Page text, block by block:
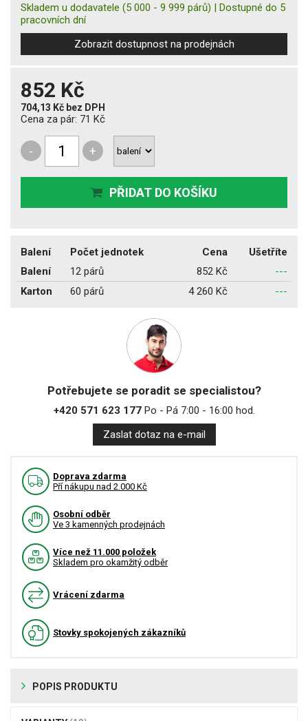
Skladem u dodavatele (5 000 - 9 999 párů) | Dostupné do 5
pracovních dní
Zobrazit dostupnost na prodejnách
852 Kč
704,13 Kč bez DPH
Cena za pár: 71 Kč
- +
PŘIDAT DO KOŠÍKU
Balení Počet jednotek Cena
Ušetříte
Balení
12 párů 852 Kč
---
Karton
60 párů 4 260 Kč ---
Potřebujete se poradit se specialistou?
+420 571 623 177Po - Pá 7:00 - 16:00 hod.
Zaslat dotaz na e-mail
Doprava zdarma
Pří nákupu nad 2.000 Kč
Osobní odběr
Ve 3 kamenných prodejnách
Více než 11.000 položek
Skladem pro okamžitý odběr
Vrácení zdarma
Stovky spokojených zákazníků
POPIS PRODUKTU